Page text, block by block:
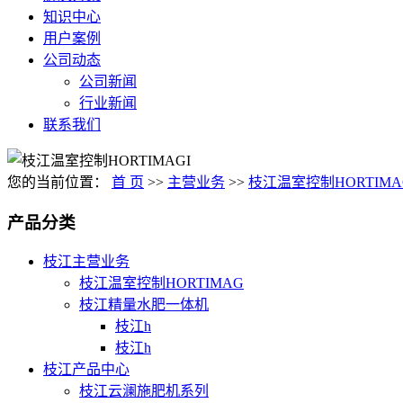
知识中心
用户案例
公司动态
公司新闻
行业新闻
联系我们
您的当前位置： 首 页 >> 主营业务 >> 枝江温室控制
产品分类
枝江主营业务
枝江温室控制HORTIMAG
枝江精量水肥一体机
枝江h
枝江h
枝江产品中心
枝江云澜施肥机系列